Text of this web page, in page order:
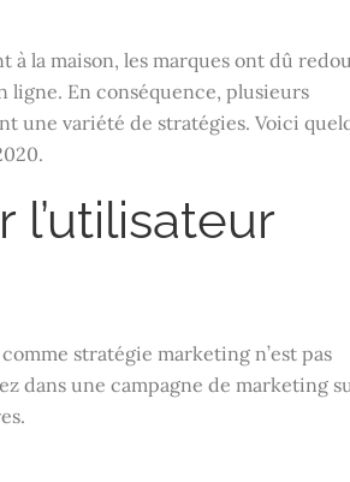
à la maison, les marques ont dû
ligne. En conséquence, plusieurs
une variété de stratégies. Voici
stratégie marketing n’est pas
dans une campagne de marketing